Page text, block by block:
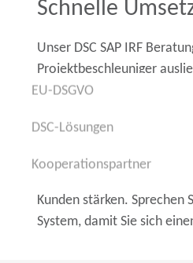
Schnelle
Unser DSC SAP IRF
Projektbeschleuniger
Anforderungen aus der
Nutzung der Lösung,
Mit dem Einsatz des SAP
Kunden stärken. Sprechen
System, damit Sie sich
EU-DSGVO
DSC-Lösungen
Kooperationspartner
EU-DSGVO
DSC-Lösungen
Kooperationspartner